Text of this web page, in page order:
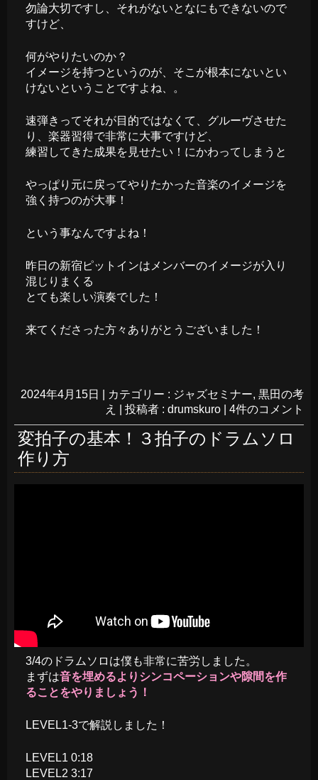
勿論大切ですし、それがないとなにもできないので
すけど、
何がやりたいのか？
イメージを持つというのが、そこが根本にないとい
けないということですよね、。
速弾きってそれが目的ではなくて、グルーヴさせた
り、楽器習得で非常に大事ですけど、
練習してきた成果を見せたい！にかわってしまうと
やっぱり元に戻ってやりたかった音楽のイメージを
強く持つのが大事！
という事なんですよね！
昨日の新宿ピットインはメンバーのイメージが入り
混じりまくる
とても楽しい演奏でした！
来てくださった方々ありがとうございました！
2024年4月15日 カテゴリー : ジャズセミナー, 黒田の考
え
投稿者 : drumskuro 4件のコメント
変拍子の基本！３拍子のドラムソロ
作り方
3/4のドラムソロは僕も非常に苦労しました。
まずは音を埋めるよりシンコペーションや隙間を作
ることをやりましょう！
LEVEL1-3で解説しました！
LEVEL1 0:18
LEVEL2 3:17